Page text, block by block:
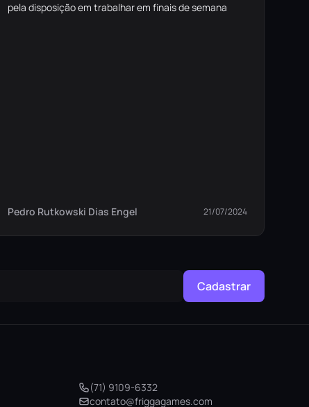
pela disposição em trabalhar em finais de semana
Pedro Rutkowski Dias Engel 21/07/2024
Cadastrar
(71) 9109-6332
contato@friggagames.com